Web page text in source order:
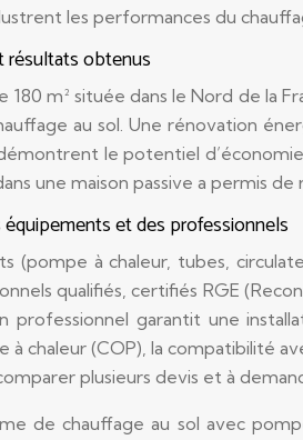
les performances du
résultats obtenus
180 m² située dans le Nord de la
au sol. Une rénovation
le potentiel
une maison passive a permis
et des professionnels
(pompe à chaleur, tubes,
qualifiés, certifiés RGE
professionnel garantit une
chaleur (COP), la compatibilité
plusieurs devis et à
de chauffage au sol avec